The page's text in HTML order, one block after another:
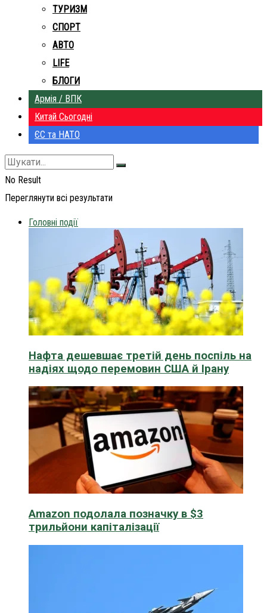
ТУРИЗМ
СПОРТ
АВТО
LIFE
БЛОГИ
Армія / ВПК
Китай Сьогодні
ЄС та НАТО
No Result
Переглянути всі результати
Головні події
Нафта дешевшає третій день поспіль на
надіях щодо перемовин США й Ірану
Amazon подолала позначку в $3
трильйони капіталізації